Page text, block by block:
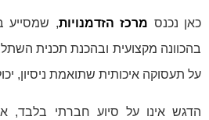
כאן נכנס מרכז הזדמנויות, שמסייע
בהכוונה מקצועית ובהכנת תכנית
על תעסוקה איכותית שתואמת ניסיון,
הדגש אינו על סיוע חברתי בלבד,